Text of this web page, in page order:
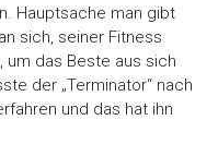
Hauptsache man gibt
sich, seiner Fitness
um das Beste aus sich
der „Terminator“ nach
und das hat ihn